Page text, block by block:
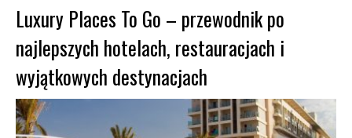
Luxury Places To Go – przewodnik po
najlepszych hotelach, restauracjach i
wyjątkowych destynacjach